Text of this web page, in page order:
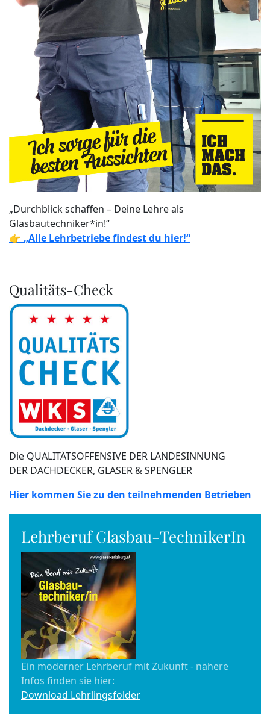
„Durchblick schaffen – Deine Lehre als
Glasbautechniker*in!“
👉 „Alle Lehrbetriebe findest du hier!“
Qualitäts-Check
Die QUALITÄTSOFFENSIVE DER LANDESINNUNG
DER DACHDECKER, GLASER & SPENGLER
Hier kommen Sie zu den teilnehmenden Betrieben
Lehrberuf Glasbau-TechnikerIn
Ein moderner Lehrberuf mit Zukunft - nähere
Infos finden sie hier:
Download Lehrlingsfolder